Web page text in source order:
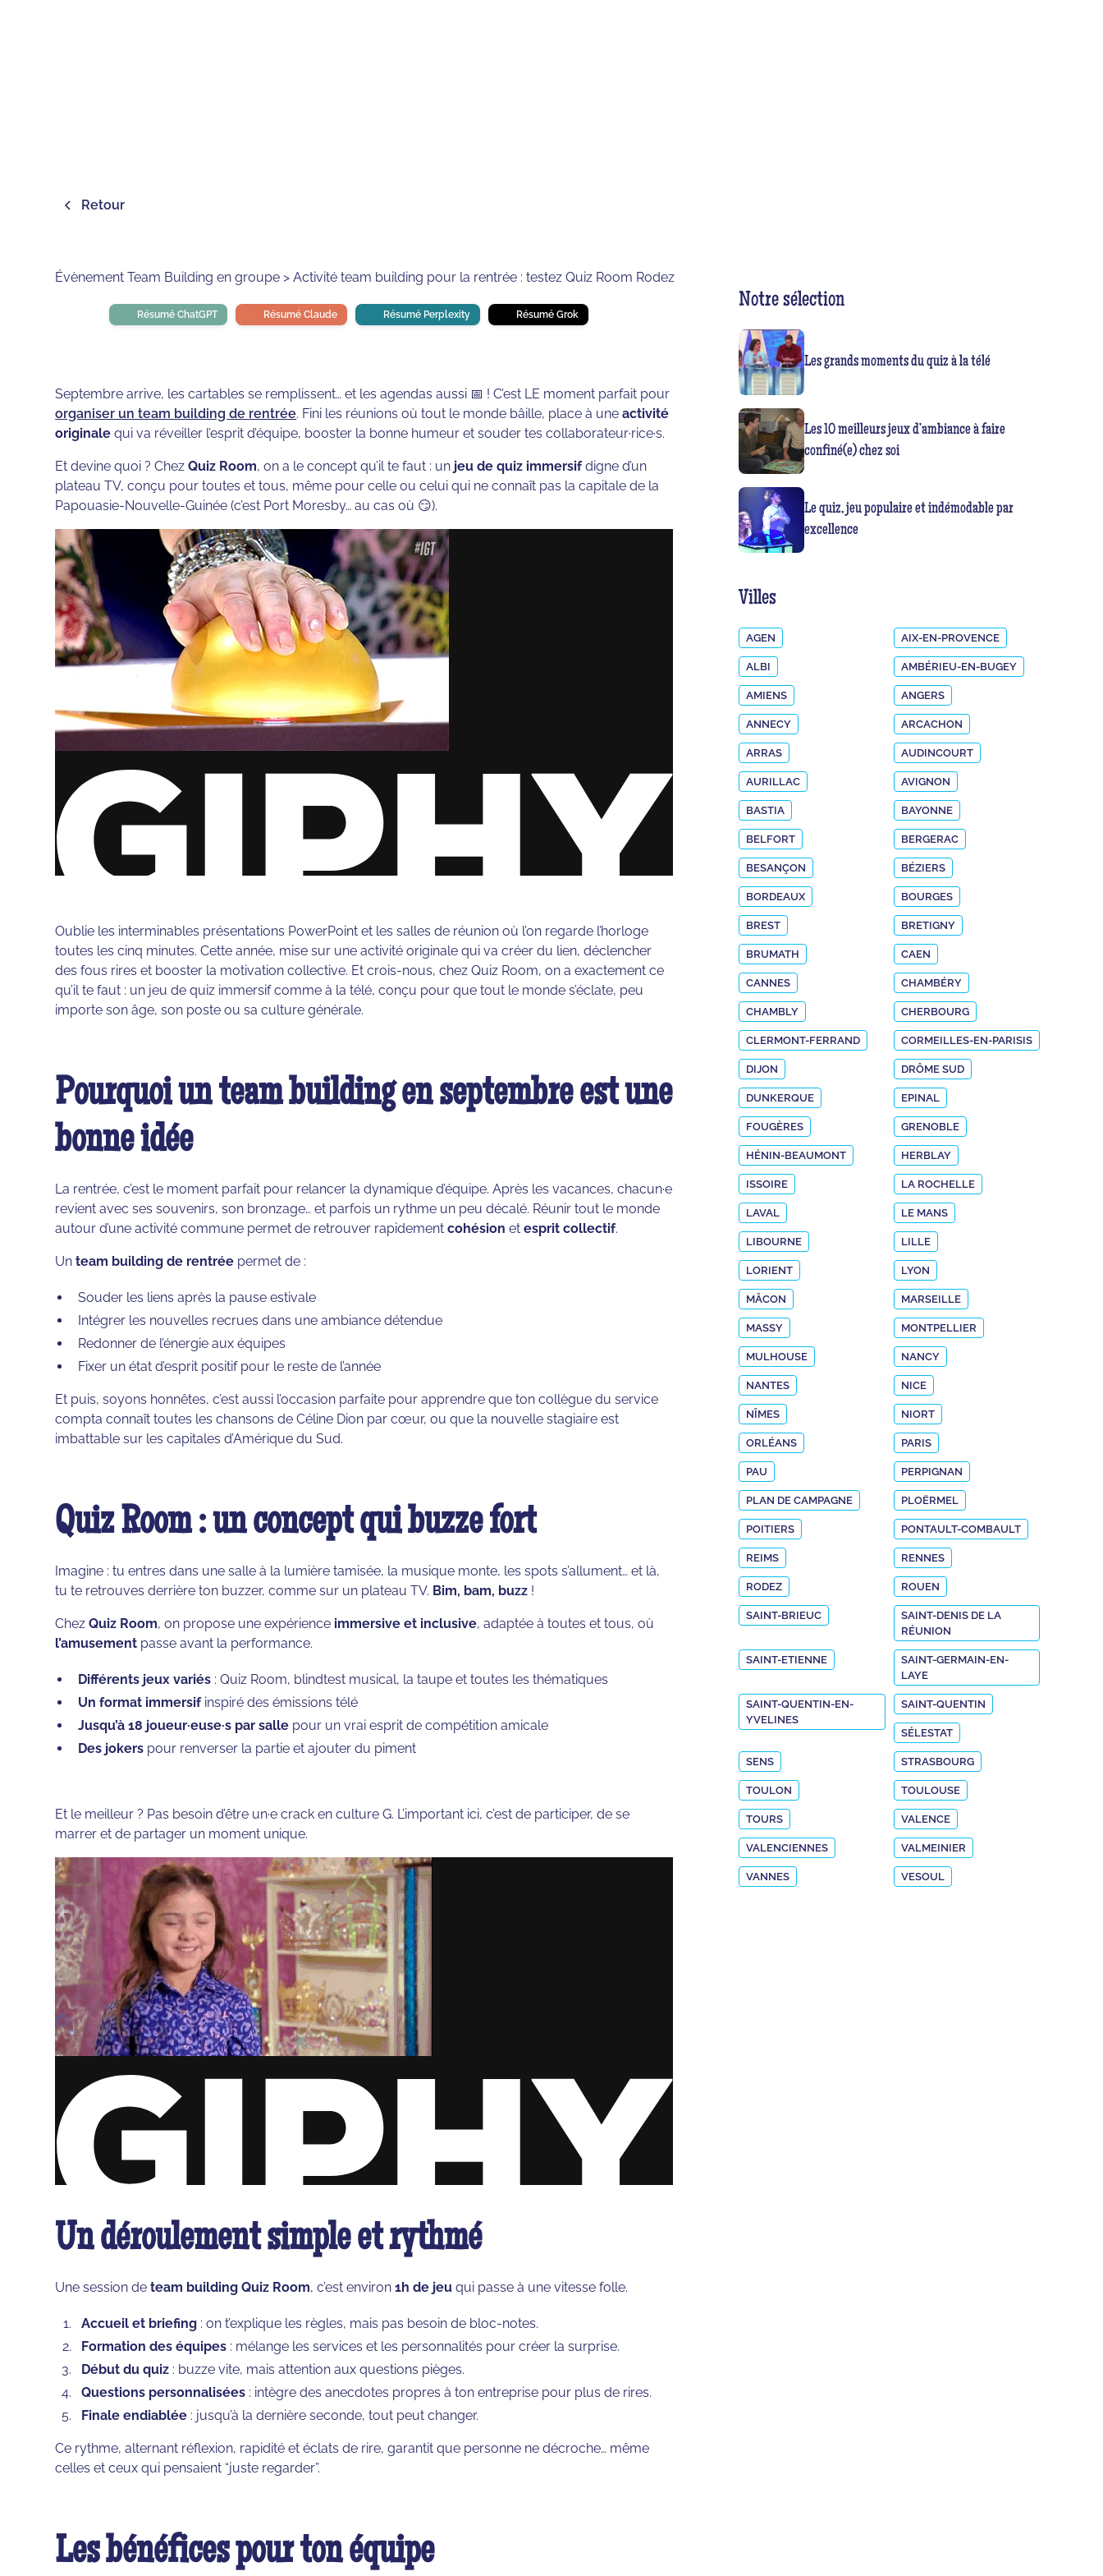
Retour
Évènement Team Building en groupe > Activité team building pour la rentrée : testez Quiz Room Rodez
Résumé ChatGPT Résumé Claude Résumé Perplexity Résumé Grok
Septembre arrive, les cartables se remplissent… et les agendas aussi 📅 ! C’est LE moment parfait pour
organiser un team building de rentrée. Fini les réunions où tout le monde bâille, place à uneactivité
originale qui va réveiller l’esprit d’équipe, booster la bonne humeur et souder tes collaborateur·rice·s.
Et devine quoi ? ChezQuiz Room, on a le concept qu’il te faut : un jeu de quiz immersifdigne d’un
plateau TV, conçu pour toutes et tous, même pour celle ou celui qui ne connaît pas la capitale de la
Papouasie-Nouvelle-Guinée (c’est Port Moresby… au cas où 😏).
Oublie les interminables présentations PowerPoint et les salles de réunion où l’on regarde l’horloge
toutes les cinq minutes. Cette année, mise sur une activité originale qui va créer du lien, déclencher
des fous rires et booster la motivation collective. Et crois-nous, chez Quiz Room, on a exactement ce
qu’il te faut : un jeu de quiz immersif comme à la télé, conçu pour que tout le monde s’éclate, peu
importe son âge, son poste ou sa culture générale.
Pourquoi un team building en septembre est une
bonne idée
La rentrée, c’est le moment parfait pour relancer la dynamique d’équipe. Après les vacances, chacun·e
revient avec ses souvenirs, son bronzage… et parfois un rythme un peu décalé. Réunir tout le monde
autour d’une activité commune permet de retrouver rapidementcohésion etesprit collectif.
Unteam building de rentrée permet de :
Souder les liens après la pause estivale
Intégrer les nouvelles recrues dans une ambiance détendue
Redonner de l’énergie aux équipes
Fixer un état d’esprit positif pour le reste de l’année
Et puis, soyons honnêtes, c’est aussi l’occasion parfaite pour apprendre que ton collègue du service
compta connaît toutes les chansons de Céline Dion par cœur, ou que la nouvelle stagiaire est
imbattable sur les capitales d’Amérique du Sud.
Quiz Room : un concept qui buzze fort
Imagine : tu entres dans une salle à la lumière tamisée, la musique monte, les spots s’allument… et là,
tu te retrouves derrière ton buzzer, comme sur un plateau TV. Bim, bam, buzz !
ChezQuiz Room, on propose une expérience immersive et inclusive, adaptée à toutes et tous, où
l’amusement passe avant la performance.
Différents jeux variés : Quiz Room, blindtest musical, la taupe et toutes les thématiques
Un format immersifinspiré des émissions télé
Jusqu’à 18 joueur·euse·s par salle pour un vrai esprit de compétition amicale
Des jokers pour renverser la partie et ajouter du piment
Et le meilleur ? Pas besoin d’être un·e crack en culture G. L’important ici, c’est de participer, de se
marrer et de partager un moment unique.
Un déroulement simple et rythmé
Une session deteam building Quiz Room, c’est environ1h de jeu qui passe à une vitesse folle.
Accueil et briefing : on t’explique les règles, mais pas besoin de bloc-notes.
Formation des équipes : mélange les services et les personnalités pour créer la surprise.
Début du quiz : buzze vite, mais attention aux questions pièges.
Questions personnalisées : intègre des anecdotes propres à ton entreprise pour plus de rires.
Finale endiablée : jusqu’à la dernière seconde, tout peut changer.
Ce rythme, alternant réflexion, rapidité et éclats de rire, garantit que personne ne décroche… même
celles et ceux qui pensaient “juste regarder”.
Les bénéfices pour ton équipe
Notre sélection
Les grands moments du quiz à la télé
Les 10 meilleurs jeux d’ambiance à faire
confiné(e) chez soi
Le quiz, jeu populaire et indémodable par
excellence
Villes
AGEN AIX-EN-PROVENCE
ALBI AMBÉRIEU-EN-BUGEY
AMIENS ANGERS
ANNECY ARCACHON
ARRAS AUDINCOURT
AURILLAC AVIGNON
BASTIA BAYONNE
BELFORT BERGERAC
BESANÇON BÉZIERS
BORDEAUX BOURGES
BREST BRETIGNY
BRUMATH CAEN
CANNES CHAMBÉRY
CHAMBLY CHERBOURG
CLERMONT-FERRAND CORMEILLES-EN-PARISIS
DIJON DRÔME SUD
DUNKERQUE EPINAL
FOUGÈRES GRENOBLE
HÉNIN-BEAUMONT HERBLAY
ISSOIRE LA ROCHELLE
LAVAL LE MANS
LIBOURNE LILLE
LORIENT LYON
MÂCON MARSEILLE
MASSY MONTPELLIER
MULHOUSE NANCY
NANTES NICE
NÎMES NIORT
ORLÉANS PARIS
PAU PERPIGNAN
PLAN DE CAMPAGNE PLOËRMEL
POITIERS PONTAULT-COMBAULT
REIMS RENNES
RODEZ ROUEN
SAINT-BRIEUC
SAINT-DENIS DE LA
RÉUNION
SAINT-ETIENNE
SAINT-GERMAIN-EN-
LAYE
SAINT-QUENTIN-EN-
YVELINES
SAINT-QUENTIN
SÉLESTAT
SENS STRASBOURG
TOULON TOULOUSE
TOURS VALENCE
VALENCIENNES VALMEINIER
VANNES VESOUL